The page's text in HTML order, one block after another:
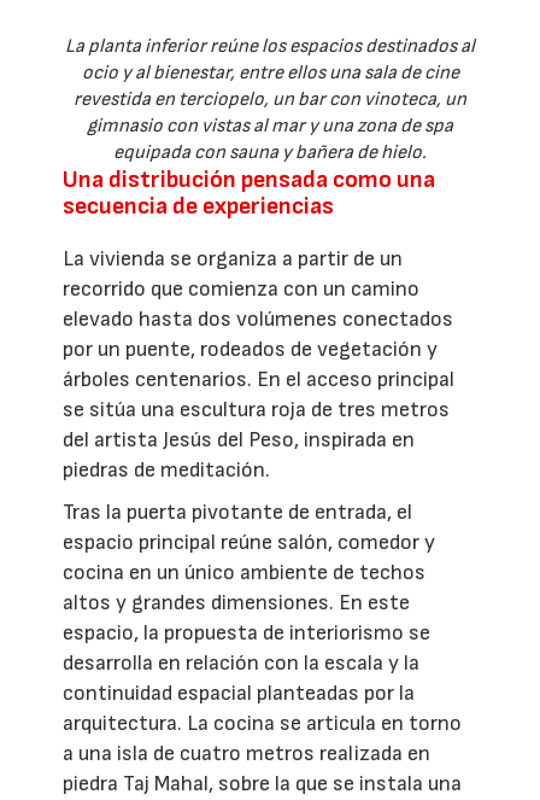
La planta inferior reúne los espacios destinados al
ocio y al bienestar, entre ellos una sala de cine
revestida en terciopelo, un bar con vinoteca, un
gimnasio con vistas al mar y una zona de spa
equipada con sauna y bañera de hielo.
Una distribución pensada como una
secuencia de experiencias
La vivienda se organiza a partir de un
recorrido que comienza con un camino
elevado hasta dos volúmenes conectados
por un puente, rodeados de vegetación y
árboles centenarios. En el acceso principal
se sitúa una escultura roja de tres metros
del artista Jesús del Peso, inspirada en
piedras de meditación.
Tras la puerta pivotante de entrada, el
espacio principal reúne salón, comedor y
cocina en un único ambiente de techos
altos y grandes dimensiones. En este
espacio, la propuesta de interiorismo se
desarrolla en relación con la escala y la
continuidad espacial planteadas por la
arquitectura. La cocina se articula en torno
a una isla de cuatro metros realizada en
piedra Taj Mahal, sobre la que se instala una